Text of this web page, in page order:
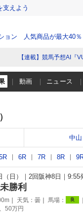
支えよう
ョン 人気商品が最大40％
【連載】競馬予想AI『
動画 ニュース
中山
6R 7R 8R
日） 2回阪神8日 9:55
勝利
天気： 曇 馬場： 良
50万円